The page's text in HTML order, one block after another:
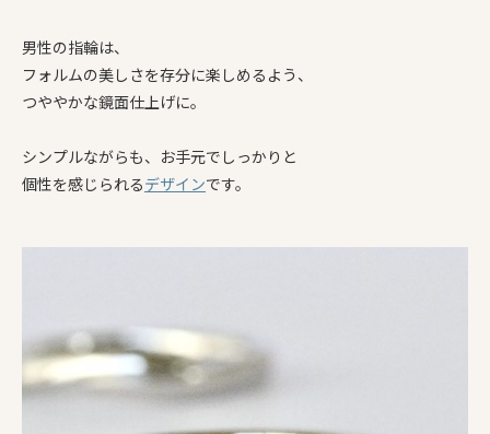
男性の指輪は、
フォルムの美しさを存分に楽しめるよう、
つややかな鏡面仕上げに。
シンプルながらも、お手元でしっかりと
個性を感じられるデザインです。